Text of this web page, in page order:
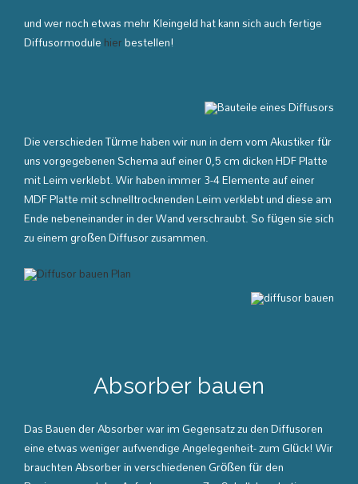
und wer noch etwas mehr Kleingeld hat kann sich auch fertige
Diffusormodulehierbestellen!
Die verschieden Türme haben wir nun in dem vom Akustiker für
uns vorgegebenen Schema auf einer 0,5 cm dicken HDF Platte
mit Leim verklebt. Wir haben immer 3-4 Elemente auf einer
MDF Platte mit schnelltrocknenden Leim verklebt und diese am
Ende nebeneinander in der Wand verschraubt. So fügen sie sich
zu einem großen Diffusor zusammen.
Absorber bauen
Das Bauen der Absorber war im Gegensatz zu den Diffusoren
eine etwas weniger aufwendige Angelegenheit- zum Glück! Wir
brauchten Absorber in verschiedenen Größen für den